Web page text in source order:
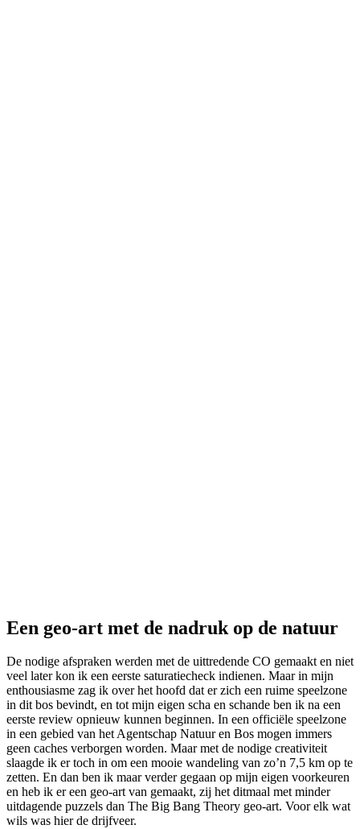
Een geo-art met de nadruk op de natuur
De nodige afspraken werden met de uittredende CO gemaakt en niet
veel later kon ik een eerste saturatiecheck indienen. Maar in mijn
enthousiasme zag ik over het hoofd dat er zich een ruime speelzone
in dit bos bevindt, en tot mijn eigen scha en schande ben ik na een
eerste review opnieuw kunnen beginnen. In een officiële speelzone
in een gebied van het Agentschap Natuur en Bos mogen immers
geen caches verborgen worden. Maar met de nodige creativiteit
slaagde ik er toch in om een mooie wandeling van zo’n 7,5 km op te
zetten. En dan ben ik maar verder gegaan op mijn eigen voorkeuren
en heb ik er een geo-art van gemaakt, zij het ditmaal met minder
uitdagende puzzels dan The Big Bang Theory geo-art. Voor elk wat
wils was hier de drijfveer.